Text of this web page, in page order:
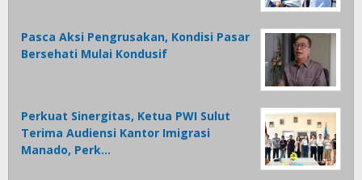
Pasca Aksi Pengrusakan, Kondisi Pasar
Bersehati Mulai Kondusif
Perkuat Sinergitas, Ketua PWI Sulut
Terima Audiensi Kantor Imigrasi
Manado, Perk…